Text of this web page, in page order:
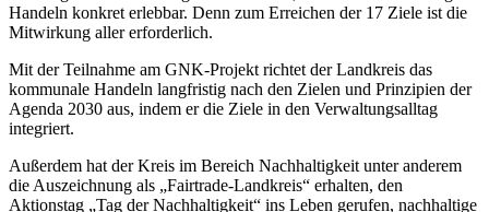
Handeln konkret erlebbar. Denn zum Erreichen der 17 Ziele ist die
Mitwirkung aller erforderlich.
Mit der Teilnahme am GNK-Projekt richtet der Landkreis das
kommunale Handeln langfristig nach den Zielen und Prinzipien der
Agenda 2030 aus, indem er die Ziele in den Verwaltungsalltag
integriert.
Außerdem hat der Kreis im Bereich Nachhaltigkeit unter anderem
die Auszeichnung als „Fairtrade-Landkreis“ erhalten, den
Aktionstag „Tag der Nachhaltigkeit“ ins Leben gerufen, nachhaltige